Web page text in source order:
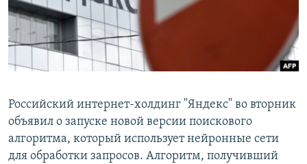
ПОДПИШИТЕСЬ НА РАССЫЛКУ
СОЦИАЛЬНЫЕ СЕТИ
Все сайты РСЕ/РС
Российский интернет-холдинг "Яндекс" во вторник
объявил о запуске новой версии поискового
алгоритма, который использует нейронные сети
для обработки запросов. Алгоритм, получивший